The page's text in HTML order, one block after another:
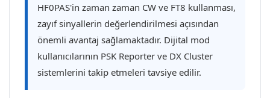
HF0PAS'in zaman zaman CW ve FT8 kullanması,
zayıf sinyallerin değerlendirilmesi açısından
önemli avantaj sağlamaktadır. Dijital mod
kullanıcılarının PSK Reporter ve DX Cluster
sistemlerini takip etmeleri tavsiye edilir.